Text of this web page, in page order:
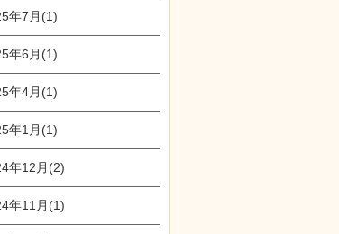
年7月(1)
年6月(1)
年4月(1)
年1月(1)
年12月(2)
年11月(1)